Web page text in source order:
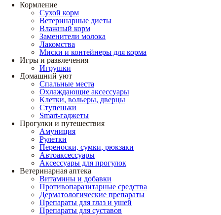
Кормление
Сухой корм
Ветеринарные диеты
Влажный корм
Заменители молока
Лакомства
Миски и контейнеры для корма
Игры и развлечения
Игрушки
Домашний уют
Спальные места
Охлаждающие аксессуары
Клетки, вольеры, дверцы
Ступеньки
Smart-гаджеты
Прогулки и путешествия
Амуниция
Рулетки
Переноски, сумки, рюкзаки
Автоаксессуары
Аксессуары для прогулок
Ветеринарная аптека
Витамины и добавки
Противопаразитарные средства
Дерматологические препараты
Препараты для глаз и ушей
Препараты для суставов